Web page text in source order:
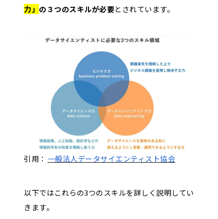
力」 の３つのスキルが必要とされています。
引用： 一般法人データサイエンティスト協会
以下ではこれらの3つのスキルを詳しく説明してい
きます。